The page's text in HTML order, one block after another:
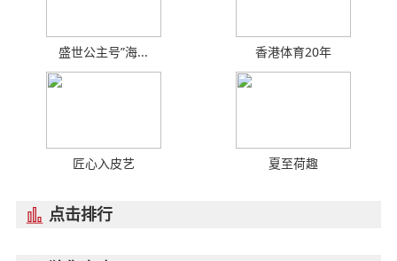
盛世公主号”海... 香港体育20年
匠心入皮艺 夏至荷趣
 点击排行